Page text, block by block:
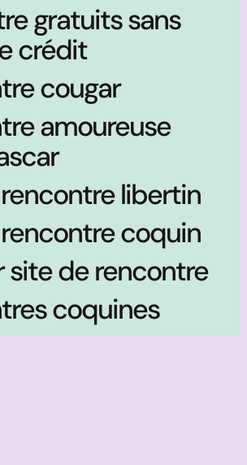
gratuits sans
crédit
cougar
amoureuse
libertin
coquin
site de rencontre
coquines